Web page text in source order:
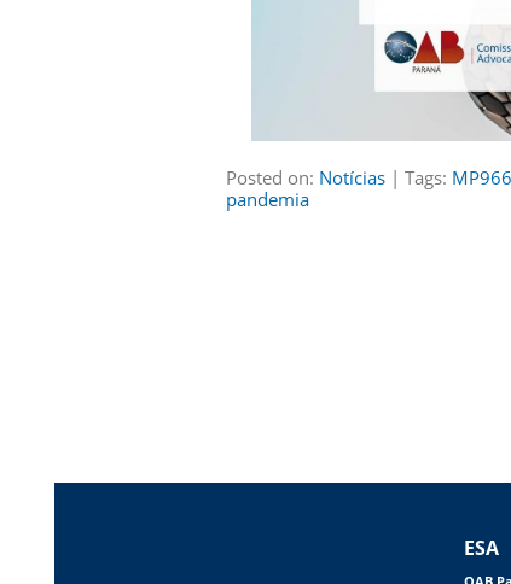
Posted on: Notícias | Tags:
pandemia
ESA